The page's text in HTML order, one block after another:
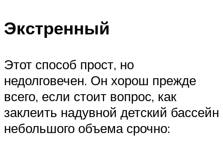
Экстренный
Этот способ прост, но
недолговечен. Он хорош прежде
всего, если стоит вопрос, как
заклеить надувной детский бассейн
небольшого объема срочно: